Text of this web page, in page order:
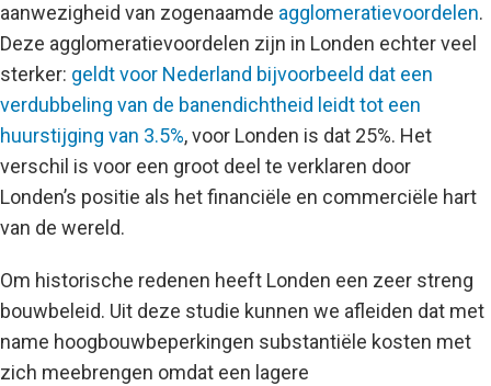
aanwezigheid van zogenaamde agglomeratievoordelen.
Deze agglomeratievoordelen zijn in Londen echter veel
sterker: geldt voor Nederland bijvoorbeeld dat een
verdubbeling van de banendichtheid leidt tot een
huurstijging van 3.5%, voor Londen is dat 25%. Het
verschil is voor een groot deel te verklaren door
Londen’s positie als het financiële en commerciële hart
van de wereld.
Om historische redenen heeft Londen een zeer streng
bouwbeleid. Uit deze studie kunnen we afleiden dat met
name hoogbouwbeperkingen substantiële kosten met
zich meebrengen omdat een lagere